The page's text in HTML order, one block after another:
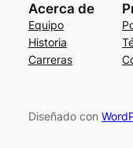
Acerca de
Equipo
Historia
Carreras
Diseñado con